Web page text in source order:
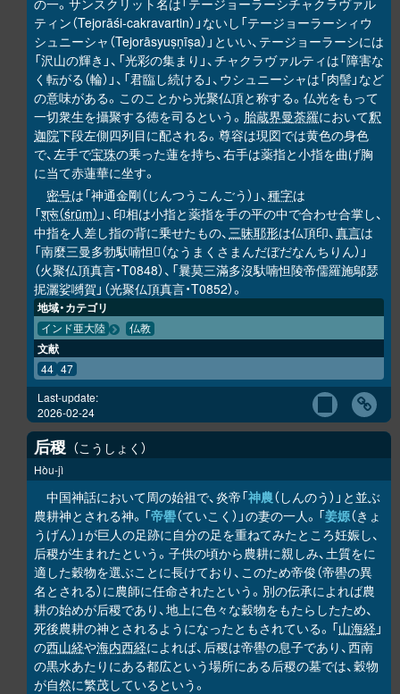
の一。サンスクリット名は「テージョーラーシチャクラヴァル
ティン（Tejorāśi-cakravartin）」ないし「テージョーラーシィウ
シュニーシャ（Tejorāsyuṣṇīṣa）」といい、テージョーラーシには
「沢山の輝き」、「光彩の集まり」、チャクラヴァルティは「障害な
く転がる（輪）」、「君臨し続ける」、ウシュニーシャは「肉髻」など
の意味がある。このことから光聚仏頂と称する。仏光をもって
一切衆生を攝聚する徳を司るという。 胎蔵界曼荼羅において釈
迦院下段左側四列目に配される。尊容は現図では黄色の身色
で、左手で宝珠の乗った蓮を持ち、右手は薬指と小指を曲げ胸
に当て赤蓮華に坐す。
密号は「神通金剛（じんつうこんごう）」、種字は
「श्रूं（śrūṃ） 」、印相は小指と薬指を手の平の中で合わせ合掌し、
中指を人差し指の背に乗せたもの、三昧耶形は仏頂印、真言は
「南麼三曼多勃馱喃怛 𭌇 （なうまくさまんだぼだなんちりん）」
（火聚仏頂真言・T0848）、「曩莫三滿多沒馱喃怛陵帝儒羅施鄔瑟
抳灑娑嚩賀」（光聚仏頂真言・T0852）。
地域・カテゴリ
インド亜大陸 仏教
文献
44 47
Last-update:
2026-02-24
后稷 こうしょく
Hòu-jì
中国神話において周の始祖で、炎帝「神農（しんのう）」と並ぶ
農耕神とされる神。「帝嚳（ていこく）」の妻の一人。「姜嫄（きょ
うげん）」が巨人の足跡に自分の足を重ねてみたところ妊娠し、
后稷が生まれたという。子供の頃から農耕に親しみ、土質をに
適した穀物を選ぶことに長けており、このため帝俊（帝嚳の異
名とされる）に農師に任命されたという。別の伝承によれば農
耕の始めが后稷であり、地上に色々な穀物をもたらしたため、
死後農耕の神とされるようになったともされている。「山海経 」
の西山経や海内西経によれば、后稷は帝嚳の息子であり、西南
の黒水あたりにある都広という場所にある后稷の墓では、穀物
が自然に繁茂しているという。